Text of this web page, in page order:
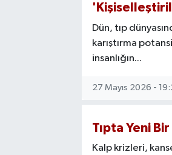
Dün, tıp
karıştırma
insanlığın...
27 Mayıs 2026 -
Tıpta Yeni
Kalp krizleri,